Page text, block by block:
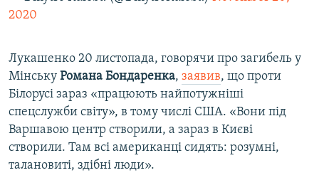
2020
Лукашенко 20 листопада, говорячи про загибель у
Мінську Романа Бондаренка, заявив, що проти
Білорусі зараз «працюють найпотужніші
спецслужби світу», в тому числі США. «Вони під
Варшавою центр створили, а зараз в Києві
створили. Там всі американці сидять: розумні,
талановиті, здібні люди».